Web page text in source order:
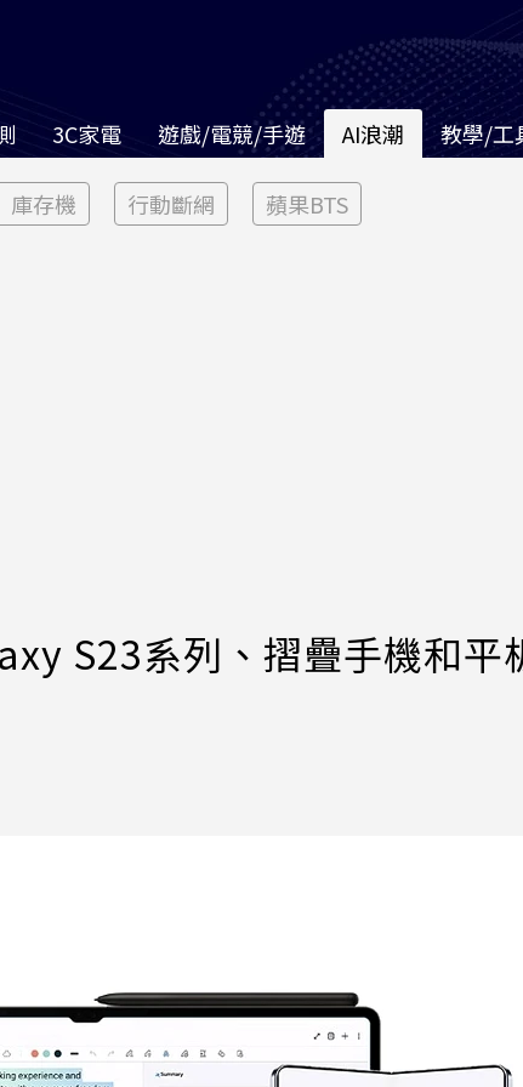
3C家電 遊戲/電競/手遊 AI浪潮 教學/工
庫存機 行動斷網 蘋果BTS
S23系列、摺疊手機和平